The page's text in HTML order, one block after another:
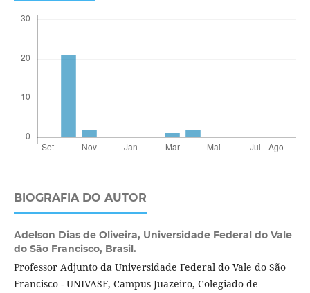
BIOGRAFIA DO AUTOR
Adelson Dias de Oliveira, Universidade Federal do Vale
do São Francisco, Brasil.
Professor Adjunto da Universidade Federal do Vale do São
Francisco - UNIVASF, Campus Juazeiro, Colegiado de